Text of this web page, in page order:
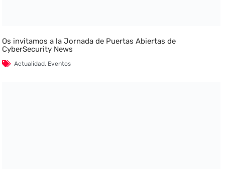
Os invitamos a la Jornada de Puertas Abiertas de
CyberSecurity News
Actualidad, Eventos